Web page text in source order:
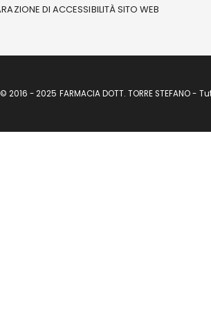
DI ACCESSIBILITÀ SITO WEB
2016 - 2025 FARMACIA DOTT. TORRE STEFANO